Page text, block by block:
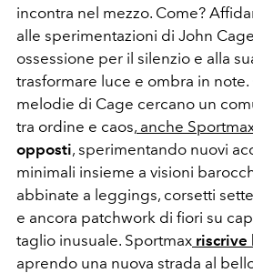
incontra nel mezzo. Come?
alle sperimentazioni di John
ossessione per il silenzio e alla
trasformare luce e ombra in note.
melodie di Cage cercano un
tra ordine e caos, anche
opposti, sperimentando nuovi
minimali insieme a visioni
abbinate a leggings, corsetti
e ancora patchwork di fiori su
taglio inusuale. Sportmax riscrive
aprendo una nuova strada al